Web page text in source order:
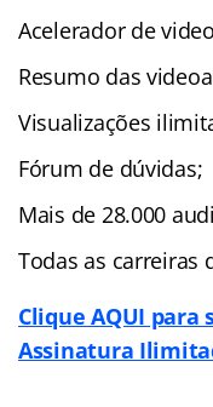
Acelerador de
Resumo das
Visualizações
Fórum de dúvidas;
Mais de 28.000
Todas as carreiras
Clique AQUI para
Assinatura